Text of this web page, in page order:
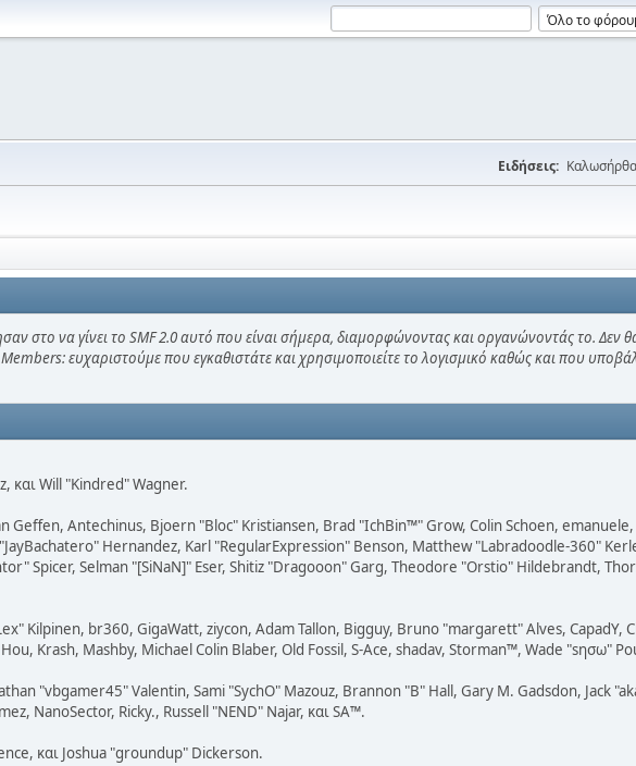
Ειδήσεις:
στο να γίνει το SMF 2.0 αυτό που είναι σήμερα, διαμορφώνοντας και οργανώνοντάς το. Δεν
ευχαριστούμε που εγκαθιστάτε και χρησιμοποιείτε το λογισμικό καθώς και που
και Will "Kindred" Wagner.
Geffen, Antechinus, Bjoern "Bloc" Kristiansen, Brad "IchBin™" Grow, Colin Schoen,
"JayBachatero" Hernandez, Karl "RegularExpression" Benson, Matthew "Labradoodle-360"
Spicer, Selman "[SiNaN]" Eser, Shitiz "Dragooon" Garg, Theodore "Orstio" Hildebrandt,
Kilpinen, br360, GigaWatt, ziycon, Adam Tallon, Bigguy, Bruno "margarett" Alves, CapadY,
Krash, Mashby, Michael Colin Blaber, Old Fossil, S-Ace, shadav, Storman™, Wade "sησω"
"vbgamer45" Valentin, Sami "SychO" Mazouz, Brannon "B" Hall, Gary M. Gadsdon, Jack
NanoSector, Ricky., Russell "NEND" Najar, και SA™.
και Joshua "groundup" Dickerson.